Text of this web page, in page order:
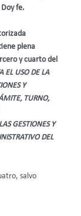
Doy fe.
plena
y cuarto del
EL USO DE LA
Y
TURNO,
GESTIONES Y
DEL
salvo